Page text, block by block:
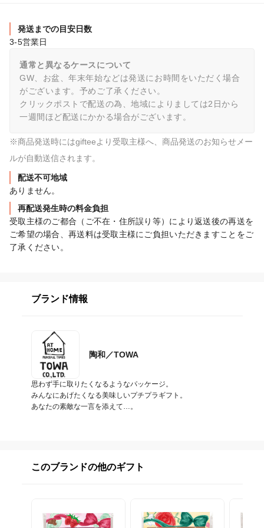
発送までの目安日数
3-5営業日
通常と異なるケースについて
GW、お盆、年末年始などは発送にお時間をいただく場合
がございます。予めご了承ください。
クリックポストで配送の為、地域によりましては2日から
一週間ほど配送にかかる場合がございます。
※商品発送時にはgifteeより受取主様へ、商品発送のお知らせメー
ルが自動送信されます。
配送不可地域
ありません。
再配送発生時の料金負担
受取主様のご都合（ご不在・住所誤り等）により返送後の再送を
ご希望の場合、再送料は受取主様にご負担いただきますことをご
了承ください。
ブランド情報
陶和／TOWA
思わず手に取りたくなるようなパッケージ。
みんなにあげたくなる美味しいプチプラギフト。
あなたの素敵な一言を添えて…。
このブランドの他のギフト